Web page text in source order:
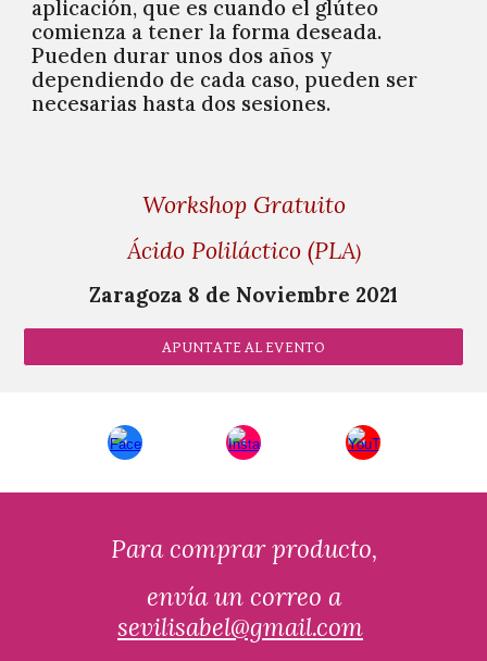
aplicación, que es cuando el glúteo
comienza a tener la forma deseada.
Pueden durar unos dos años y
dependiendo de cada caso, pueden ser
necesarias hasta dos sesiones.
Workshop Gratuito
Ácido Poliláctico (PLA)
Zaragoza 8 de Noviembre 2021
APUNTATE AL EVENTO
Para comprar producto,
envía un correo a
sevilisabel@gmail.com